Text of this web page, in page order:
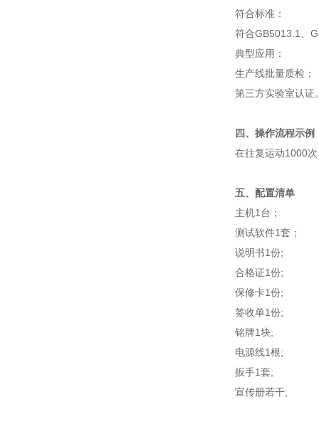
符合标准：
符合GB5013.1、
‌典型应用‌：
生产线批量质检；
第三方实验室认证
‌四、操作流程示例
在往复运动1000
五、配置清单
主机1台；
测试软件1套；
说明书1份;
合格证1份;
保修卡1份;
签收单1份;
铭牌1块;
电源线1根;
扳手1套;
宣传册若干;